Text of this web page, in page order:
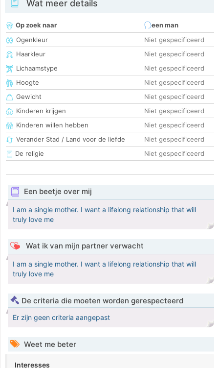
Wat meer details
Op zoek naar
een man
Ogenkleur
Niet gespecificeerd
Haarkleur
Niet gespecificeerd
Lichaamstype
Niet gespecificeerd
Hoogte
Niet gespecificeerd
Gewicht
Niet gespecificeerd
Kinderen krijgen
Niet gespecificeerd
Kinderen willen hebben
Niet gespecificeerd
Verander Stad / Land voor de liefde
Niet gespecificeerd
De religie
Niet gespecificeerd
Een beetje over mij
I am a single mother. I want a lifelong relationship that will
truly love me
Wat ik van mijn partner verwacht
I am a single mother. I want a lifelong relationship that will
truly love me
De criteria die moeten worden gerespecteerd
Er zijn geen criteria aangepast
Weet me beter
Interesses